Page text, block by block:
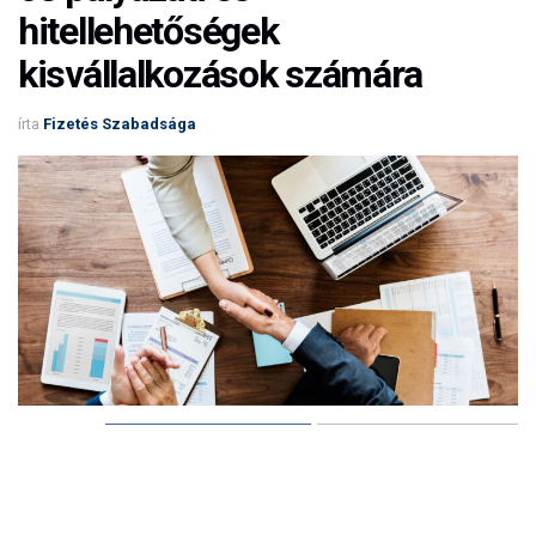
hitellehetőségek
kisvállalkozások számára
írta Fizetés Szabadsága